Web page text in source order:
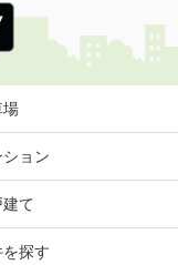
場
ョン
て
探す